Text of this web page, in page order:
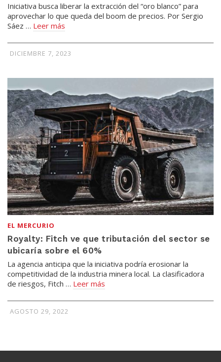
Iniciativa busca liberar la extracción del “oro blanco” para
aprovechar lo que queda del boom de precios. Por Sergio
Sáez … Leer más
DICIEMBRE 7, 2023
EL MERCURIO
Royalty: Fitch ve que tributación del sector se
ubicaría sobre el 60%
La agencia anticipa que la iniciativa podría erosionar la
competitividad de la industria minera local. La clasificadora
de riesgos, Fitch … Leer más
AGOSTO 29, 2022